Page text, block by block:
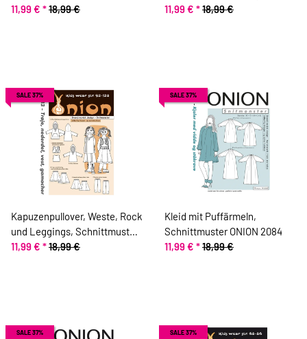
30017
11,99 € *18,99 €
Schnittmuster ONION 6014
11,99 € *18,99 €
SALE 37%
Kapuzenpullover, Weste, Rock
und Leggings, Schnittmuster
ONION 20033
11,99 € *18,99 €
SALE 37%
Kleid mit Puffärmeln,
Schnittmuster ONION 2084
11,99 € *18,99 €
SALE 37% SALE 37%